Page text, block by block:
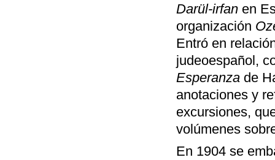
Darül-irfan en
organización
Entró en
judeoespañol,
Esperanza de
anotaciones y
excursiones,
volúmenes
En 1904 se